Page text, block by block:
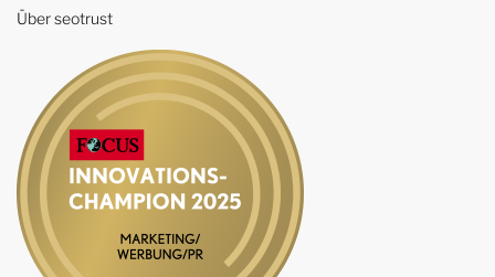
Über seotrust